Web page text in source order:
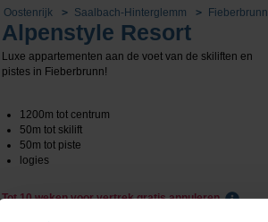
Oostenrijk Saalbach-Hinterglemm Fieberbrunn
Alpenstyle Resort
Luxe appartementen aan de voet van de skiliften en
pistes in Fieberbrunn!
1200m tot centrum
50m tot skilift
50m tot piste
logies
Tot 10 weken voor vertrek gratis annuleren